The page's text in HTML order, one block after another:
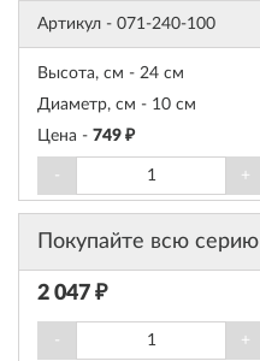
Артикул - 071-240-100
Высота, см - 24 см
Диаметр, см - 10 см
Цена - 749 ₽
- +
Покупайте всю
2 047 ₽
- +